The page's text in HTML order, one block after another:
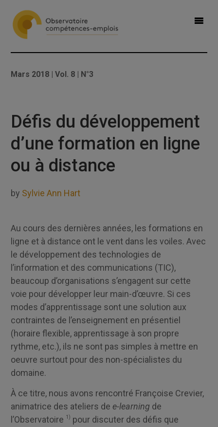
Mars 2018 | Vol. 8 | N°3
Défis du développement
d’une formation en ligne
ou à distance
by Sylvie Ann Hart
Au cours des dernières années, les formations en
ligne et à distance ont le vent dans les voiles. Avec
le développement des technologies de
l’information et des communications (TIC),
beaucoup d’organisations s’engagent sur cette
voie pour développer leur main-d’œuvre. Si ces
modes d’apprentissage sont une solution aux
contraintes de l’enseignement en présentiel
(horaire flexible, apprentissage à son propre
rythme, etc.), ils ne sont pas simples à mettre en
oeuvre surtout pour des non-spécialistes du
domaine.
À ce titre, nous avons rencontré Françoise Crevier,
animatrice des ateliers dee-learning de
l’Observatoire 1) pour discuter des défis que